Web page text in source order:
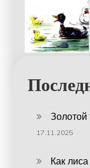
Золотой
17.11.2025
Как